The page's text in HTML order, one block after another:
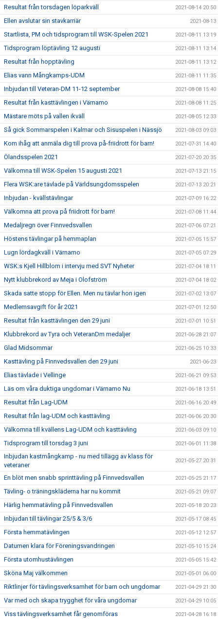
Resultat från torsdagen löparkväll 2021-08-14 20:50
Ellen avslutar sin stavkarriär 2021-08-13
Startlista, PM och tidsprogram till WSK-Spelen 2021 2021-08-11 13:19
Tidsprogram löptävling 12 augusti 2021-08-11 13:14
Resultat från hopptävling 2021-08-11 13:12
Elias vann Mångkamps-UDM 2021-08-11 11:35
Inbjudan till Veteran-DM 11-12 september 2021-08-08 15:40
Resultat från kasttävlingen i Värnamo 2021-08-08 11:25
Mästare möts på vallen ikväll 2021-08-05 12:33
Så gick Sommarspelen i Kalmar och Sisuspelen i Nässjö 2021-08-03 09:03
Kom ihåg att anmäla dig till prova på-friidrott för barn! 2021-07-31 14:40
Ölandsspelen 2021 2021-07-20 20:35
Välkomna till WSK-Spelen 15 augusti 2021 2021-07-13 21:15
Flera WSK:are tävlade på Världsungdomsspelen 2021-07-13 20:21
Inbjudan - kvällstävlingar 2021-07-09 16:22
Välkomna att prova på friidrott för barn! 2021-07-08 11:44
Medaljregn över Finnvedsvallen 2021-07-06 07:21
Höstens tävlingar på hemmaplan 2021-07-05 15:57
Lugn lördagkväll i Värnamo 2021-07-05 07:29
WSK:s Kjell Hillblom i intervju med SVT Nyheter 2021-07-04 18:11
Nytt klubbrekord av Meja i Olofström 2021-07-04 18:02
Skada satte stopp för Ellen. Men nu tävlar hon igen 2021-07-02 13:07
Medlemsavgift för år 2021 2021-07-01 12:50
Resultat från kasttävlingen den 29 juni 2021-07-01 10:51
Klubbrekord av Tyra och VeteranDm medaljer 2021-06-28 21:07
Glad Midsommar 2021-06-25 10:33
Kasttävling på Finnvedsvallen den 29 juni 2021-06-23
Elias tävlade i Vellinge 2021-06-21 09:53
Läs om våra duktiga ungdomar i Värnamo Nu 2021-06-18 13:51
Resultat från Lag-UDM 2021-06-16 20:49
Resultat från lag-UDM och kasttävling 2021-06-06 20:30
Välkomna till kvällens Lag-UDM och kasttävling 2021-06-03 09:10
Tidsprogram till torsdag 3 juni 2021-06-01 11:38
Inbjudan kastmångkamp - nu med tillägg av klass för
veteraner
2021-05-27 20:31
En blöt men snabb sprinttävling på Finnvedsvallen 2021-05-25 21:17
Tävling- o träningskläderna har nu kommit 2021-05-21 09:07
Härlig hemmatävling på Finnvedsvallen 2021-05-18 20:23
Inbjudan till tävlingar 25/5 & 3/6 2021-05-17 08:45
Första hemmatävlingen 2021-05-12 12:57
Datumen klara för Föreningsvandringen 2021-05-10 15:24
Första utomhustävlingen 2021-05-05 15:42
Sköna Maj välkommen 2021-05-01 06:00
Riktlinjer för tävlingsverksamhet för barn och ungdomar 2021-04-29 21:30
Var med och skapa trygghet för våra ungdomar 2021-04-29 10:05
Viss tävlingsverksamhet får genomföras 2021-04-28 16:18